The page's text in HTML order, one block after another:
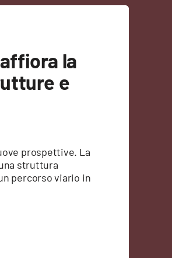
la
e
prospettive. La
struttura
percorso viario in